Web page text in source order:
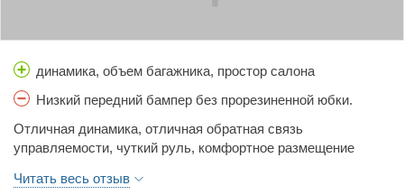
динамика, объем багажника, простор салона
Низкий передний бампер без прорезиненной юбки.
Отличная динамика, отличная обратная связь
управляемости, чуткий руль, комфортное размещение
качественная японская акустика, отличная проходимость в
Читать весь отзыв